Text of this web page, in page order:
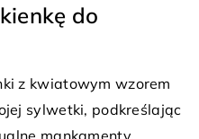
do
z kwiatowym wzorem
sylwetki, podkreślając
mankamenty.